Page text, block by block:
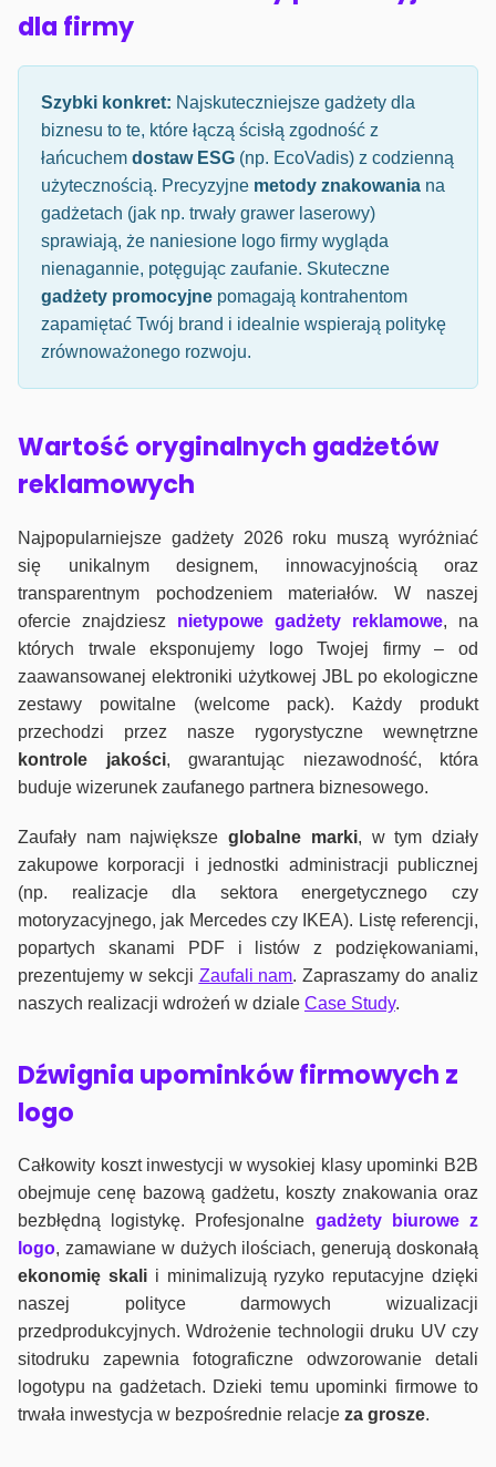
dla firmy
Szybki konkret: Najskuteczniejsze gadżety dla
biznesu to te, które łączą ścisłą zgodność z
łańcuchem dostaw ESG (np. EcoVadis) z codzienną
użytecznością. Precyzyjne metody znakowania na
gadżetach (jak np. trwały grawer laserowy)
sprawiają, że naniesione logo firmy wygląda
nienagannie, potęgując zaufanie. Skuteczne
gadżety promocyjne pomagają kontrahentom
zapamiętać Twój brand i idealnie wspierają politykę
zrównoważonego rozwoju.
Wartość oryginalnych gadżetów
reklamowych
Najpopularniejsze gadżety 2026 roku muszą wyróżniać
się unikalnym designem, innowacyjnością oraz
transparentnym pochodzeniem materiałów. W naszej
ofercie znajdziesz nietypowe gadżety reklamowe, na
których trwale eksponujemy logo Twojej firmy – od
zaawansowanej elektroniki użytkowej JBL po ekologiczne
zestawy powitalne (welcome pack). Każdy produkt
przechodzi przez nasze rygorystyczne wewnętrzne
kontrole jakości, gwarantując niezawodność, która
buduje wizerunek zaufanego partnera biznesowego.
Zaufały nam największeglobalne marki, w tym działy
zakupowe korporacji i jednostki administracji publicznej
(np. realizacje dla sektora energetycznego czy
motoryzacyjnego, jak Mercedes czy IKEA). Listę referencji,
popartych skanami PDF i listów z podziękowaniami,
prezentujemy w sekcji Zaufali nam. Zapraszamy do analiz
naszych realizacji wdrożeń w dziale Case Study.
Dźwignia upominków firmowych z
logo
Całkowity koszt inwestycji w wysokiej klasy upominki B2B
obejmuje cenę bazową gadżetu, koszty znakowania oraz
bezbłędną logistykę. Profesjonalne gadżety biurowe z
logo, zamawiane w dużych ilościach, generują doskonałą
ekonomię skalii minimalizują ryzyko reputacyjne dzięki
naszej polityce darmowych wizualizacji
przedprodukcyjnych. Wdrożenie technologii druku UV czy
sitodruku zapewnia fotograficzne odwzorowanie detali
logotypu na gadżetach. Dzieki temu upominki firmowe to
trwała inwestycja w bezpośrednie relacje za grosze.